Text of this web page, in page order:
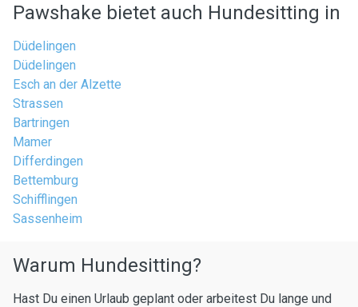
Pawshake bietet auch Hundesitting in
Düdelingen
Düdelingen
Esch an der Alzette
Strassen
Bartringen
Mamer
Differdingen
Bettemburg
Schifflingen
Sassenheim
Warum Hundesitting?
Hast Du einen Urlaub geplant oder arbeitest Du lange und